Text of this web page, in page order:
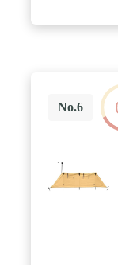
に折りたた
える、収納
になりませ
バーナー、
ティンなど
風器具とし
ロ用の大型
No.6